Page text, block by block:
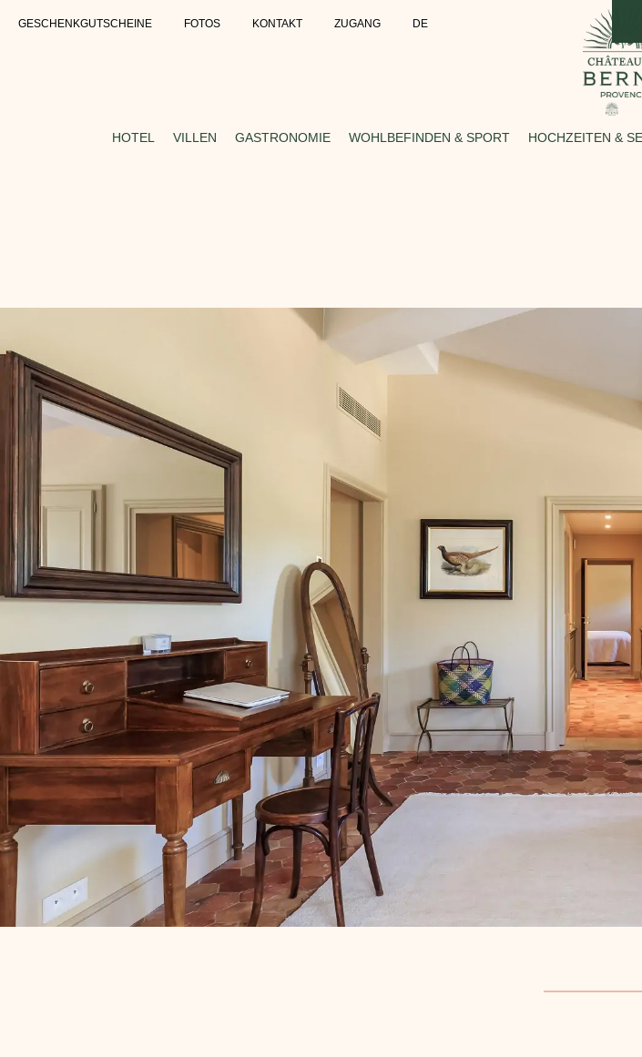
GESCHENKGUTSCHEINE FOTOS KONTAKT ZUGANG DE
HOTEL VILLEN GASTRONOMIE WOHLBEFINDEN & SPORT HOCHZEITEN &